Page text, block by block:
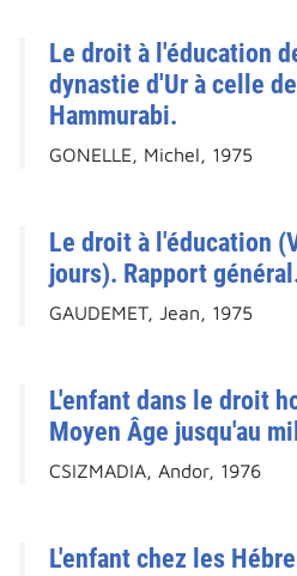
Le droit à l'éducation
dynastie d'Ur à celle
Hammurabi.
GONELLE, Michel, 1975
Le droit à l'éducation
jours). Rapport
GAUDEMET, Jean, 1975
L'enfant dans le droit
Moyen Âge jusqu'au
CSIZMADIA, Andor, 1976
L'enfant chez les